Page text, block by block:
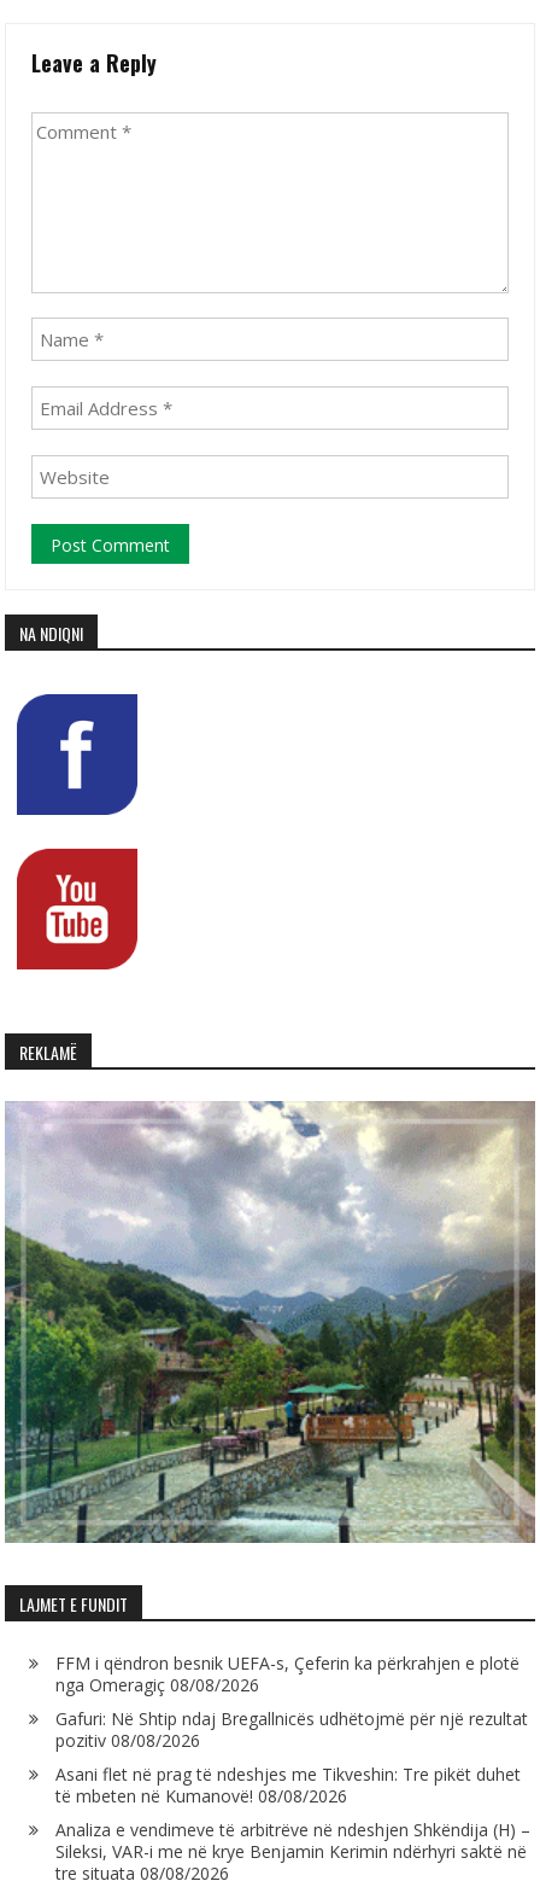
Leave a Reply
NA NDIQNI
REKLAMË
LAJMET E FUNDIT
FFM i qëndron besnik UEFA-s, Çeferin ka përkrahjen e plotë
nga Omeragiç 08/08/2026
Gafuri: Në Shtip ndaj Bregallnicës udhëtojmë për një rezultat
pozitiv 08/08/2026
Asani flet në prag të ndeshjes me Tikveshin: Tre pikët duhet
të mbeten në Kumanovë! 08/08/2026
Analiza e vendimeve të arbitrëve në ndeshjen Shkëndija (H) –
Sileksi, VAR-i me në krye Benjamin Kerimin ndërhyri saktë në
tre situata 08/08/2026